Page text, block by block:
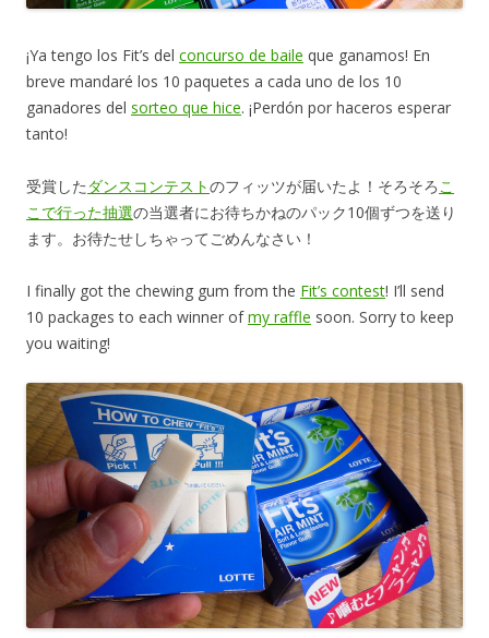
¡Ya tengo los Fit’s del concurso de baile que ganamos! En
breve mandaré los 10 paquetes a cada uno de los 10
ganadores del sorteo que hice. ¡Perdón por haceros esperar
tanto!
受賞した ダンスコンテストのフィッツが届いたよ！そろそろこ
こで行った抽選の当選者にお待ちかねのパック10個ずつを送り
ます。お待たせしちゃってごめんなさい！
I finally got the chewing gum from the Fit’s contest! I’ll send
10 packages to each winner ofmy raffle soon. Sorry to keep
you waiting!